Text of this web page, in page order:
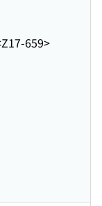
659>